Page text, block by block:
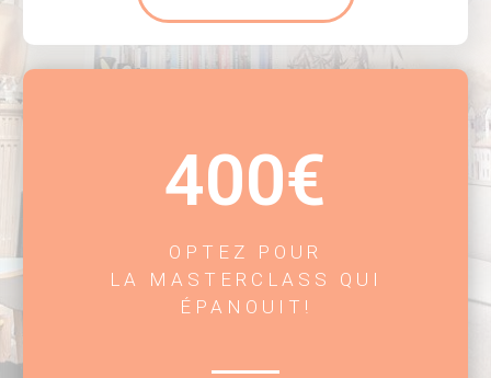
400€
OPTEZ POUR
LA MASTERCLASS QUI
ÉPANOUIT!